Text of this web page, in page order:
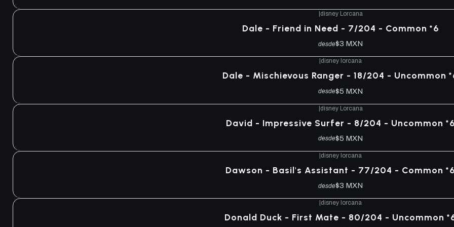
|disney Lorcana
Dale - Friend in Need - 7/204 - Common *6
desde$3 MXN
disney lorcana
Dale - Mischievous Ranger - 18/204 - Uncommon
desde$5 MXN
|disney Lorcana
David - Impressive Surfer - 8/204 - Uncommon *6
desde$5 MXN
|disney lorcana
Dawson - Basil's Assistant - 77/204 - Common *6
desde$3 MXN
disney lorcana
Donald Duck - First Mate - 80/204 - Uncommon